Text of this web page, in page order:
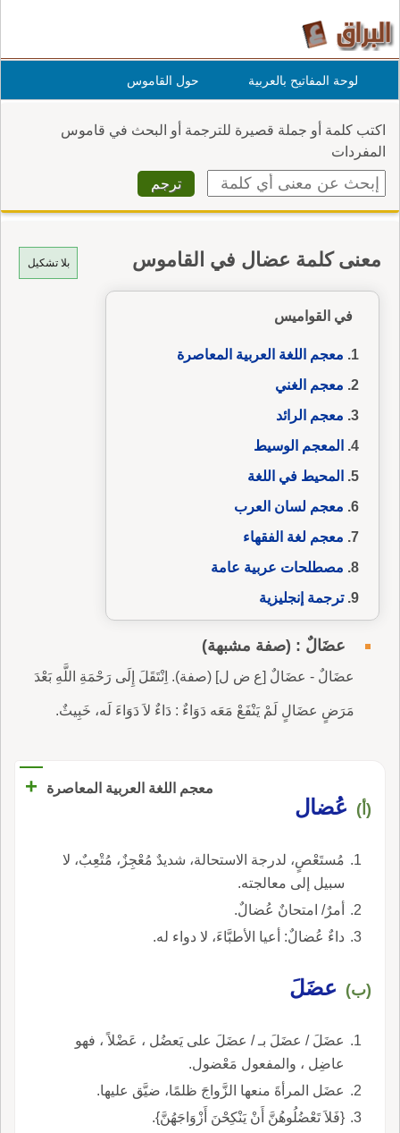
لوحة المفاتيح بالعربية حول القاموس
اكتب كلمة أو جملة قصيرة للترجمة أو البحث في قاموس
المفردات
بلا تشكيل معنى كلمة عضال في القاموس
في القواميس
معجم اللغة العربية المعاصرة
معجم الغني
معجم الرائد
المعجم الوسيط
المحيط في اللغة
معجم لسان العرب
معجم لغة الفقهاء
مصطلحات عربية عامة
ترجمة إنجليزية
عضَالٌ : (صفة مشبهة)
عضَالٌ - عضَالٌ [ع ض ل] (صفة). اِنْتَقَلَ إِلَى رَحْمَةِ اللَّهِ بَعْدَ
مَرَضٍ عضَالٍ لَمْ يَنْفَعْ مَعَه دَوَاءٌ : دَاءٌ لاَ دَوَاءَ لَه، خَبِيثٌ.
معجم اللغة العربية المعاصرة +
(أ) عُضال
مُستَعْصٍ، لدرجة الاستحالة، شديدٌ مُعْجِزٌ، مُتْعِبٌ، لا
سبيل إلى معالجته.
أمرٌ/ امتحانٌ عُضالٌ.
داءٌ عُضالٌ: أعيا الأطبَّاءَ، لا دواء له.
(ب) عضَلَ
عضَلَ / عضَلَ بـ / عضَلَ على يَعضُل ، عَضْلاً ، فهو
عاضِل ، والمفعول مَعْضول.
عضَل المرأةَ منعها الزَّواجَ ظلمًا، ضيَّق عليها.
{فَلاَ تَعْضُلُوهُنَّ أَنْ يَنْكِحْنَ أَزْوَاجَهُنَّ}.